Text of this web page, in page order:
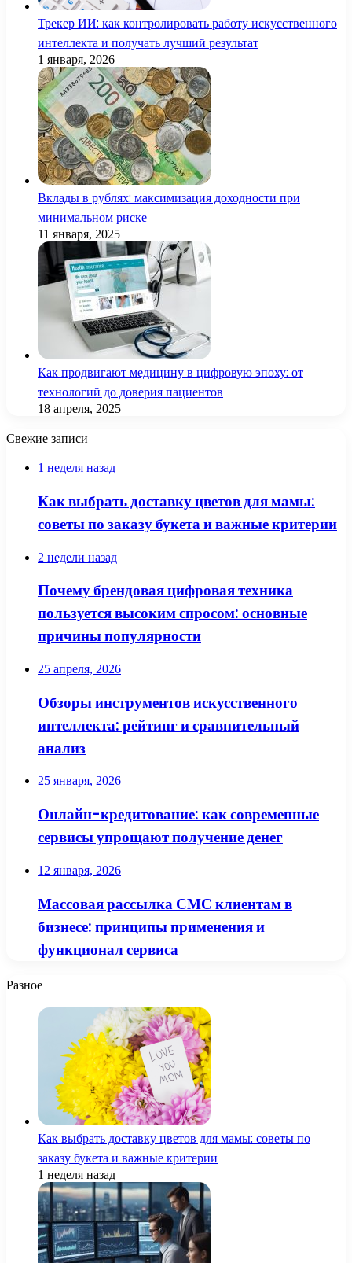
Трекер ИИ: как контролировать работу искусственного
интеллекта и получать лучший результат
1 января, 2026
Вклады в рублях: максимизация доходности при
минимальном риске
11 января, 2025
Как продвигают медицину в цифровую эпоху: от
технологий до доверия пациентов
18 апреля, 2025
Свежие записи
1 неделя назад
Как выбрать доставку цветов для мамы:
советы по заказу букета и важные критерии
2 недели назад
Почему брендовая цифровая техника
пользуется высоким спросом: основные
причины популярности
25 апреля, 2026
Обзоры инструментов искусственного
интеллекта: рейтинг и сравнительный
анализ
25 января, 2026
Онлайн-кредитование: как современные
сервисы упрощают получение денег
12 января, 2026
Массовая рассылка СМС клиентам в
бизнесе: принципы применения и
функционал сервиса
Разное
Как выбрать доставку цветов для мамы: советы по
заказу букета и важные критерии
1 неделя назад